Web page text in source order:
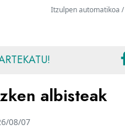
Itzulpen automatikoa
albisteak
08/07